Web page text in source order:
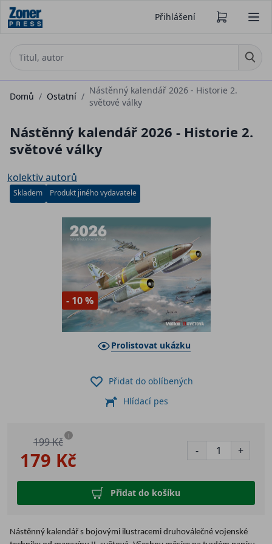
Přihlášení
Domů / Ostatní /
Nástěnný kalendář 2026 - Historie 2.
světové války
Nástěnný kalendář 2026 - Historie 2.
světové války
kolektiv autorů
Skladem Produkt jiného vydavatele
- 10 %
Prolistovat ukázku
179 Kč
199 Kč i
- +
Přidat do košíku
Přidat do oblíbených
Hlídací pes
Nástěnný kalendář s bojovými ilustracemi druhoválečné vojenské